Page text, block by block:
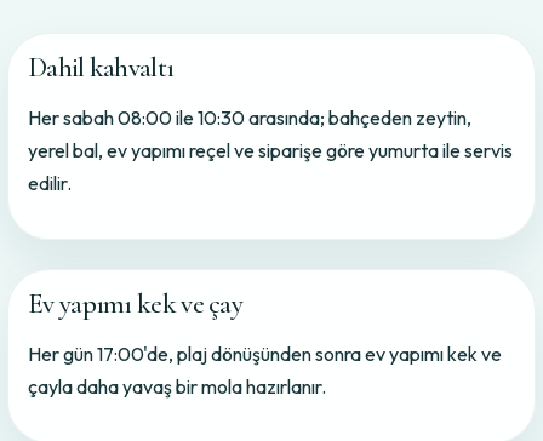
Dahil kahvaltı
Her sabah 08:00 ile 10:30 arasında; bahçeden zeytin,
yerel bal, ev yapımı reçel ve siparişe göre yumurta ile servis
edilir.
Ev yapımı kek ve çay
Her gün 17:00'de, plaj dönüşünden sonra ev yapımı kek ve
çayla daha yavaş bir mola hazırlanır.